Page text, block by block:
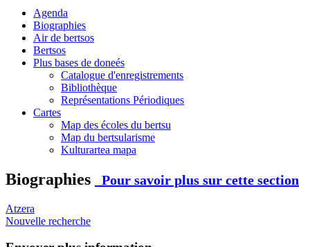
Agenda
Biographies
Air de bertsos
Bertsos
Plus bases de doneés
Catalogue d'enregistrements
Bibliothèque
Représentations Périodiques
Cartes
Map des écoles du bertsu
Map du bertsularisme
Kulturartea mapa
Biographies Pour savoir plus sur cette section
Atzera
Nouvelle recherche